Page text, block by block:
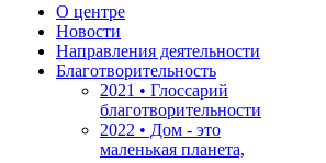
О центре
Новости
Направления деятельности
Благотворительность
2021 • Глоссарий
благотворительности
2022 • Дом - это
маленькая планета,